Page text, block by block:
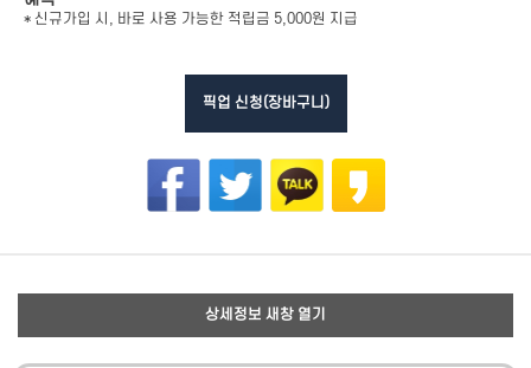
* 신규가입 시, 바로 사용 가능한 적립금 5,000원 지급
픽업 신청(장바구니)
상세정보 새창 열기